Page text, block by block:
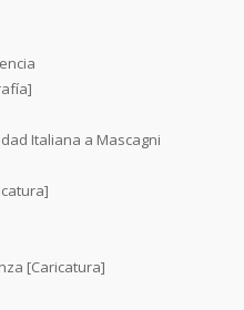
Italiana a Mascagni
[Caricatura]